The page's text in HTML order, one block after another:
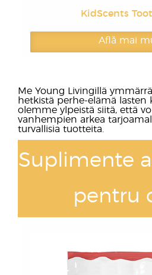
KidScents
Află mai
Me Young Livingillä
hetkistä perhe-elämä lasten
olemme ylpeistä siitä, että
vanhempien arkea
turvallisia tuotteita.
Suplimente
pentru